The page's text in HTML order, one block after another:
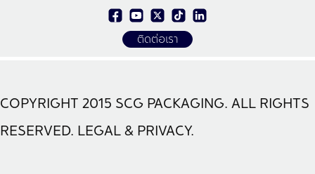
ติดต่อเรา
COPYRIGHT 2015 SCG PACKAGING. ALL RIGHTS
RESERVED. LEGAL & PRIVACY.